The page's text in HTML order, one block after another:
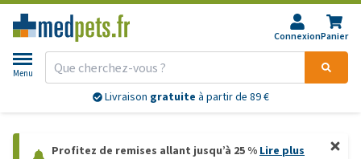
ConnexionPanier
Menu
Livraison gratuite à partir de 89 €
Profitez de remises allant jusqu’à 25 % Lire plus